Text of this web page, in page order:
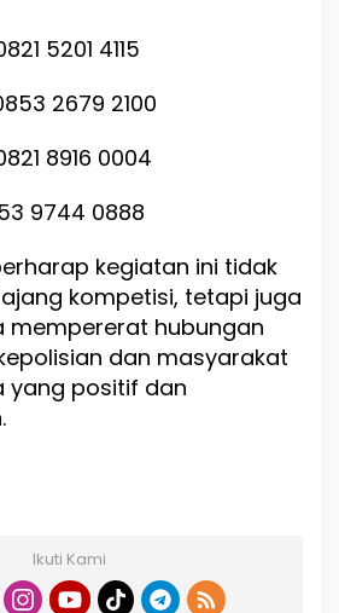
5201 4115
2679 2100
8916 0004
9744 0888
kegiatan ini tidak
kompetisi, tetapi juga
mempererat hubungan
dan masyarakat
yang positif dan
Ikuti Kami